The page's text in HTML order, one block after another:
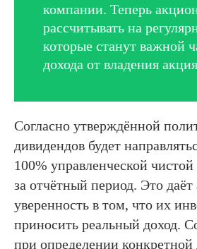
компании. Теперь
рассчитывать на
которые станут важной
дохода от владения
Согласно утверждённой
дивидендов будет
100% управленческой
за отчётный период. Это
уверенность в том, что их
приносить реальный доход.
при определении